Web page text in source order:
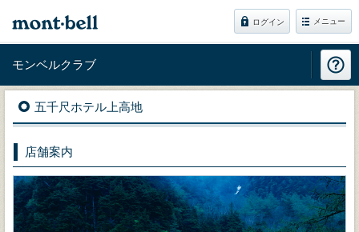
ログイン メニュー
モンベルクラブ
五千尺ホテル上高地
店舗案内